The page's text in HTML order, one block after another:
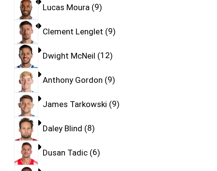
Lucas Moura 9
Clement Lenglet 9
Dwight McNeil 12
Anthony Gordon 9
James Tarkowski 9
Daley Blind 8
Dusan Tadic 6